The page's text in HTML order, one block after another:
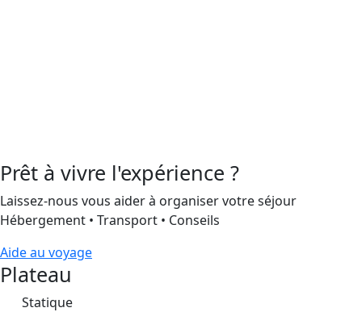
Prêt à vivre l'expérience ?
Laissez-nous vous aider à organiser votre séjour
Hébergement • Transport • Conseils
Aide au voyage
Plateau
Statique